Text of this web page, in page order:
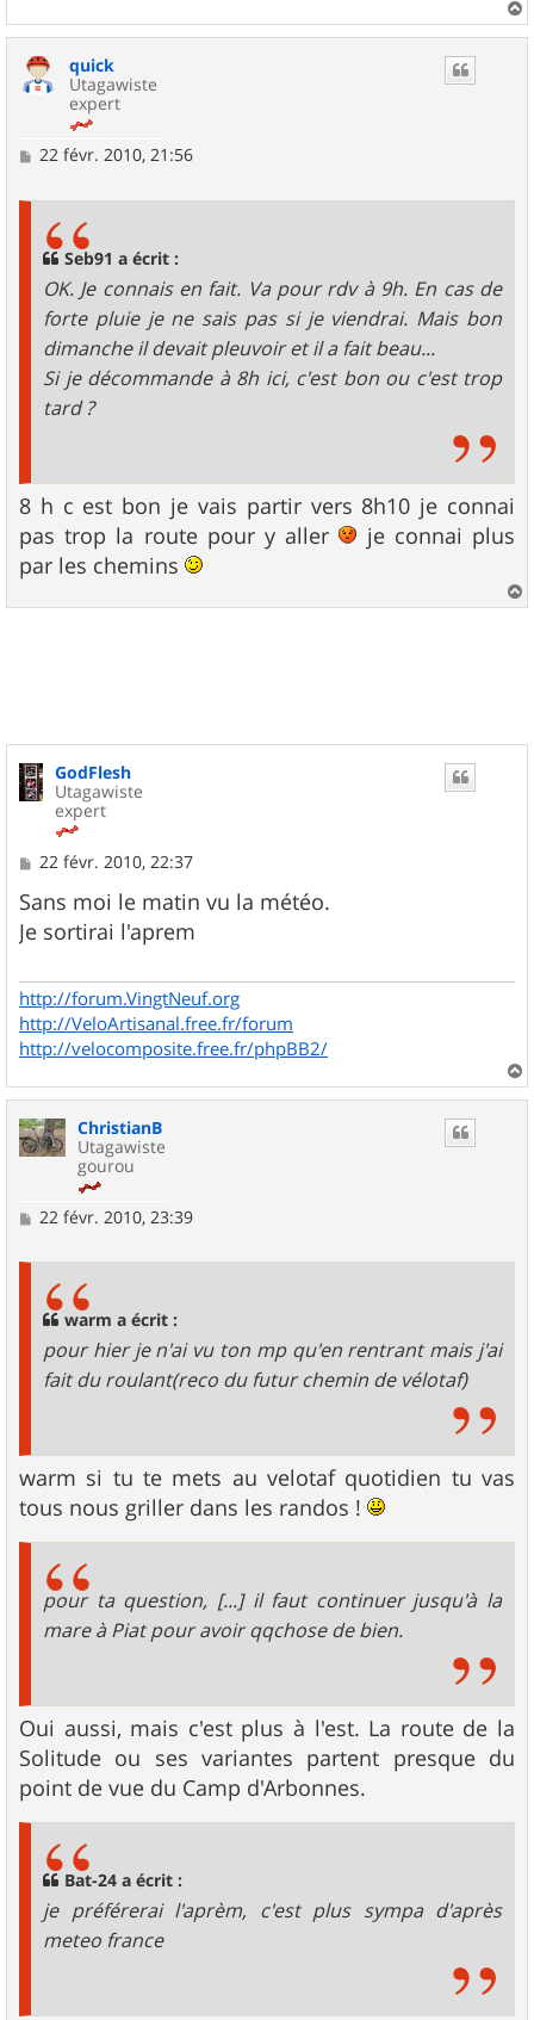
a
quick
Utagawiste
expert
M
22 févr. 2010, 21:56
Seb91 a écrit :
OK. Je connais en fait. Va pour rdv à 9h. En cas de
forte pluie je ne sais pas si je viendrai. Mais bon
dimanche il devait pleuvoir et il a fait beau...
Si je décommande à 8h ici, c'est bon ou c'est trop
tard ?
8 h c est bon je vais partir vers 8h10 je connai
pas trop la route pour y aller
je connai plus
par les chemins
a
GodFlesh
Utagawiste
expert
M
s
s
a
22 févr. 2010, 22:37
Sans moi le matin vu la météo.
Je sortirai l'aprem
http://forum.VingtNeuf.org
http://VeloArtisanal.free.fr/forum
http://velocomposite.free.fr/phpBB2/
a
ChristianB
Utagawiste
gourou
M
22 févr. 2010, 23:39
warm a écrit :
pour hier je n'ai vu ton mp qu'en rentrant mais j'ai
fait du roulant(reco du futur chemin de vélotaf)
warm si tu te mets au velotaf quotidien tu vas
tous nous griller dans les randos !
pour ta question, [...] il faut continuer jusqu'à la
mare à Piat pour avoir qqchose de bien.
Oui aussi, mais c'est plus à l'est. La route de la
Solitude ou ses variantes partent presque du
point de vue du Camp d'Arbonnes.
Bat-24 a écrit :
je préférerai l'aprèm, c'est plus sympa d'après
meteo france